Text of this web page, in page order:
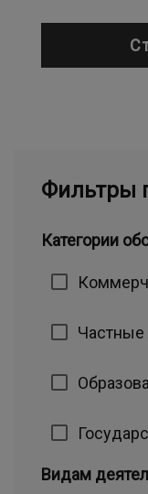
Фильтры
Категории
Частные
Видам